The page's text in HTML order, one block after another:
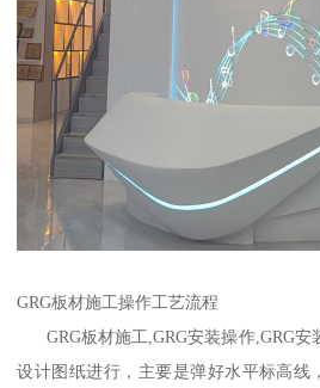
GRG板材施工操作工艺流程
GRG板材施工,GRG安装操作,GRG安
设计图纸进行，主要是弹好水平标高线